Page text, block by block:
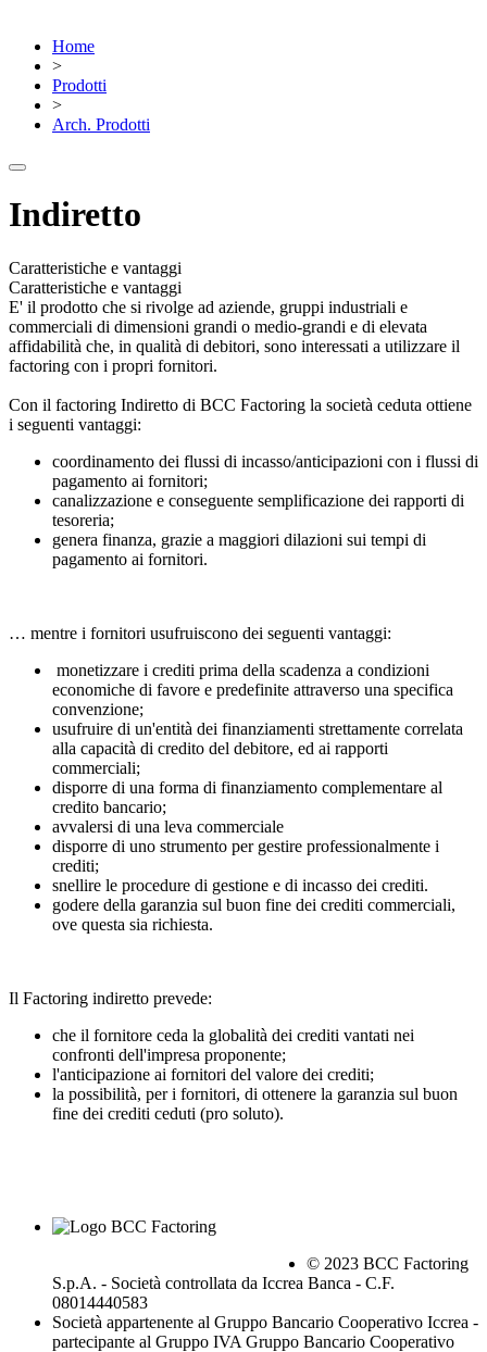
Home
>
Prodotti
>
Arch. Prodotti
Indiretto
Caratteristiche e vantaggi
Caratteristiche e vantaggi
E' il prodotto che si rivolge ad aziende, gruppi industriali e
commerciali di dimensioni grandi o medio-grandi e di elevata
affidabilità che, in qualità di debitori, sono interessati a utilizzare il
factoring con i propri fornitori.
Con il factoring Indiretto di BCC Factoring la società ceduta ottiene
i seguenti vantaggi:
coordinamento dei flussi di incasso/anticipazioni con i flussi di
pagamento ai fornitori;
canalizzazione e conseguente semplificazione dei rapporti di
tesoreria;
genera finanza, grazie a maggiori dilazioni sui tempi di
pagamento ai fornitori.
… mentre i fornitori usufruiscono dei seguenti vantaggi:
monetizzare i crediti prima della scadenza a condizioni
economiche di favore e predefinite attraverso una specifica
convenzione;
usufruire di un'entità dei finanziamenti strettamente correlata
alla capacità di credito del debitore, ed ai rapporti
commerciali;
disporre di una forma di finanziamento complementare al
credito bancario;
avvalersi di una leva commerciale
disporre di uno strumento per gestire professionalmente i
crediti;
snellire le procedure di gestione e di incasso dei crediti.
godere della garanzia sul buon fine dei crediti commerciali,
ove questa sia richiesta.
Il Factoring indiretto prevede:
che il fornitore ceda la globalità dei crediti vantati nei
confronti dell'impresa proponente;
l'anticipazione ai fornitori del valore dei crediti;
la possibilità, per i fornitori, di ottenere la garanzia sul buon
fine dei crediti ceduti (pro soluto).
© 2023 BCC Factoring
S.p.A. - Società controllata da Iccrea Banca - C.F.
08014440583
Società appartenente al Gruppo Bancario Cooperativo Iccrea -
partecipante al Gruppo IVA Gruppo Bancario Cooperativo